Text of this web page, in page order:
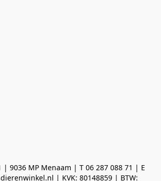
| 9036 MP Menaam | T 06 287 088 71 | E
| KVK: 80148859 | BTW: